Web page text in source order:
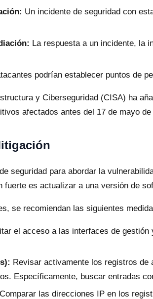
Un incidente de seguridad con
La respuesta a un incidente, la
podrían establecer puntos de
y Ciberseguridad (CISA) ha
afectados antes del 17 de mayo
seguridad para abordar la
fuerte es actualizar a una versión de
se recomiendan las siguientes
el acceso a las interfaces de
Revisar activamente los registros de
Específicamente, buscar entradas
Comparar las direcciones IP en los